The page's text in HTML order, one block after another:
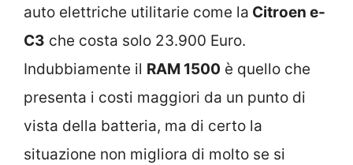
auto elettriche utilitarie come la Citroen e-
C3 che costa solo 23.900 Euro.
Indubbiamente il RAM 1500 è quello che
presenta i costi maggiori da un punto di
vista della batteria, ma di certo la
situazione non migliora di molto se si